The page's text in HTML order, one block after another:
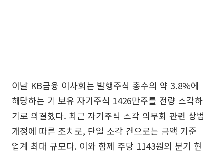
이날 KB금융 이사회는 발행주식 총수의 약 3.8%에
해당하는 기 보유 자기주식 1426만주를 전량 소각하
기로 의결했다. 최근 자기주식 소각 의무화 관련 상법
개정에 따른 조치로, 단일 소각 건으로는 금액 기준
업계 최대 규모다. 이와 함께 주당 1143원의 분기 현